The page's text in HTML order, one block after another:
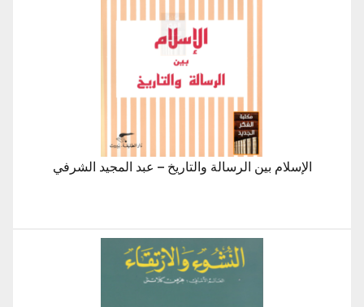
الإسلام بين الرسالة والتاريخ – عبد المجيد الشرفي